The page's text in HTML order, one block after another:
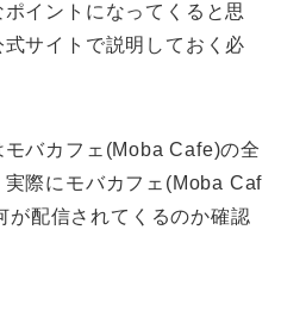
イントになってくると思
サイトで説明しておく必
バカフェ(Moba Cafe)の全
際にモバカフェ(Moba Caf
配信されてくるのか確認